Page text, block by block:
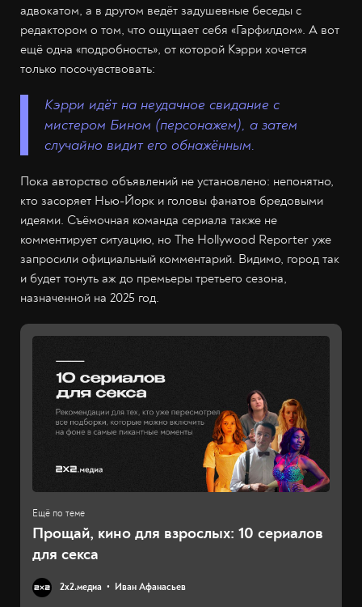
адвокатом, а в другом ведёт задушевные беседы с
редактором о том, что ощущает себя «Гарфилдом». А вот
ещё одна «подробность», от которой Кэрри хочется
только посочувствовать:
Кэрри идёт на неудачное свидание с
мистером Бином (персонажем), а затем
случайно видит его обнажённым.
Пока авторство объявлений не установлено: непонятно,
кто засоряет Нью-Йорк и головы фанатов бредовыми
идеями. Съёмочная команда сериала также не
комментирует ситуацию, но The Hollywood Reporter уже
запросили официальный комментарий. Видимо, город так
и будет тонуть аж до премьеры третьего сезона,
назначенной на 2025 год.
Прощай, кино для взрослых: 10 сериалов
для секса
2х2.медиа Иван Афанасьев